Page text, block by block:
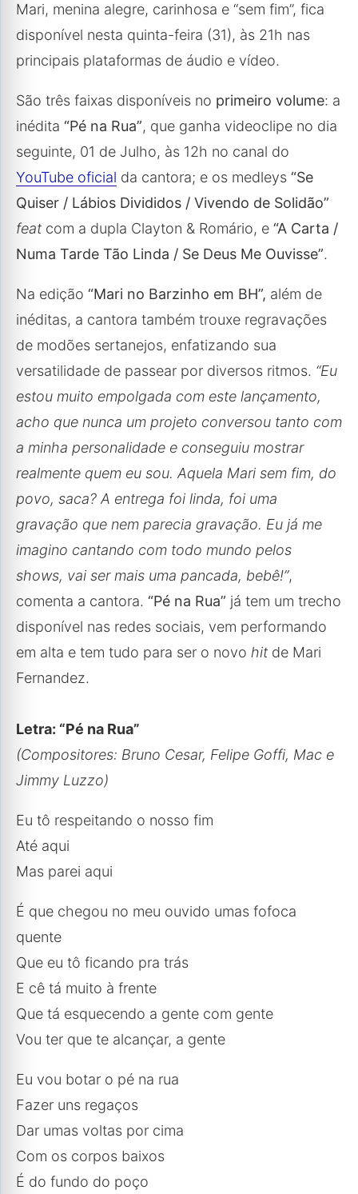
Mari, menina alegre, carinhosa e “sem fim”, fica
disponível nesta quinta-feira (31), às 21h nas
principais plataformas de áudio e vídeo.
São três faixas disponíveis no primeiro volume: a
inédita “Pé na Rua”, que ganha videoclipe no dia
seguinte, 01 de Julho, às 12h no canal do
YouTube oficial da cantora; e os medleys “⁠Se
Quiser / Lábios Divididos / Vivendo de Solidão”
feat com a dupla Clayton & Romário, e “A Carta /
Numa Tarde Tão Linda / Se Deus Me Ouvisse”.
Na edição “Mari no Barzinho em BH”, além de
inéditas, a cantora também trouxe regravações
de modões sertanejos, enfatizando sua
versatilidade de passear por diversos ritmos. “Eu
estou muito empolgada com este lançamento,
acho que nunca um projeto conversou tanto com
a minha personalidade e conseguiu mostrar
realmente quem eu sou. Aquela Mari sem fim, do
povo, saca? A entrega foi linda, foi uma
gravação que nem parecia gravação. Eu já me
imagino cantando com todo mundo pelos
shows, vai ser mais uma pancada, bebê!”,
comenta a cantora. “Pé na Rua” já tem um trecho
disponível nas redes sociais, vem performando
em alta e tem tudo para ser o novo hit de Mari
Fernandez.
Letra: “Pé na Rua”
(Compositores: Bruno Cesar, Felipe Goffi, Mac e
Jimmy Luzzo)
Eu tô respeitando o nosso fim
Até aqui
Mas parei aqui
É que chegou no meu ouvido umas fofoca
quente
Que eu tô ficando pra trás
E cê tá muito à frente
Que tá esquecendo a gente com gente
Vou ter que te alcançar, a gente
Eu vou botar o pé na rua
Fazer uns regaços
Dar umas voltas por cima
Com os corpos baixos
É do fundo do poço